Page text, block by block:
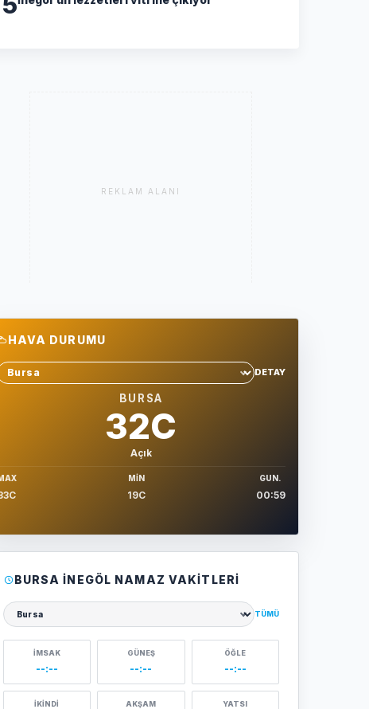
REKLAM ALANI
HAVA DURUMU
sec
DETAY
BURSA
32C
Açık
MIN
19C
GUN.
00:59
BURSA İNEGÖL NAMAZ VAKITLERI
Şehir seçin
TÜMÜ
İMSAK
--:--
GÜNEŞ
--:--
ÖĞLE
--:--
İKINDI AKŞAM YATSI